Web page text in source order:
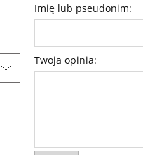
Imię lub pseudonim:
Twoja opinia: